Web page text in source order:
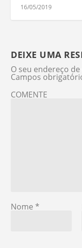
16/05/2019
DEIXE UMA
O seu endereço
Campos
COMENTE
Nome *